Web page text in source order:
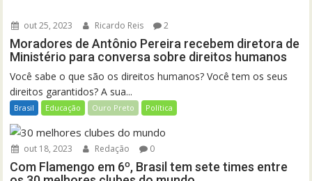
out 25, 2023 Ricardo Reis 2
Moradores de Antônio Pereira recebem diretora de
Ministério para conversa sobre direitos humanos
Você sabe o que são os direitos humanos? Você tem os seus
direitos garantidos? A sua...
Brasil Educação Ouro Preto Política
out 18, 2023 Redação 0
Com Flamengo em 6º, Brasil tem sete times entre